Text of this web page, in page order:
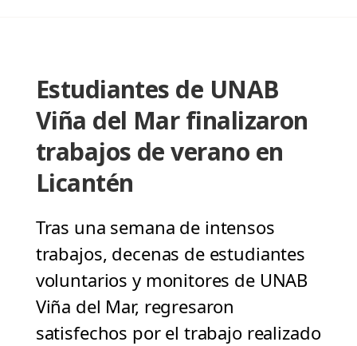
Estudiantes de UNAB
Viña del Mar finalizaron
trabajos de verano en
Licantén
Tras una semana de intensos
trabajos, decenas de estudiantes
voluntarios y monitores de UNAB
Viña del Mar, regresaron
satisfechos por el trabajo realizado